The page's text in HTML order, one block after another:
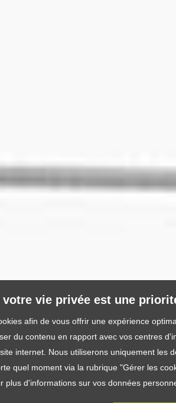
votre vie privée est une
afin de vous offrir une expérience
du contenu en rapport avec vos centres
internet. Nous utiliserons uniquement les
quel moment via la rubrique "Gérer les
plus d'informations sur vos données